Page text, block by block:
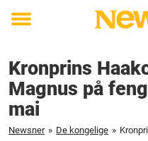
Toggle
Kronprins
Magnus på
mai
Newsner » De kongelige »